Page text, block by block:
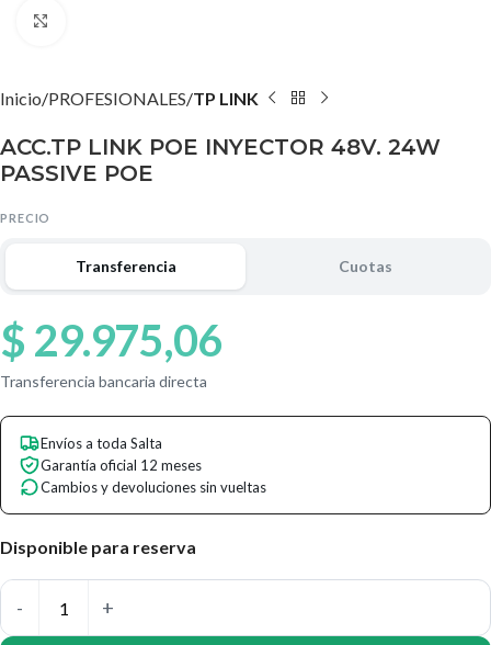
Inicio PROFESIONALES TP LINK
ACC.TP LINK POE INYECTOR 48V. 24W
PASSIVE POE
PRECIO
Transferencia Cuotas
$ 29.975,06
Transferencia bancaria directa
Envíos a toda Salta
Garantía oficial 12 meses
Cambios y devoluciones sin vueltas
Disponible para reserva